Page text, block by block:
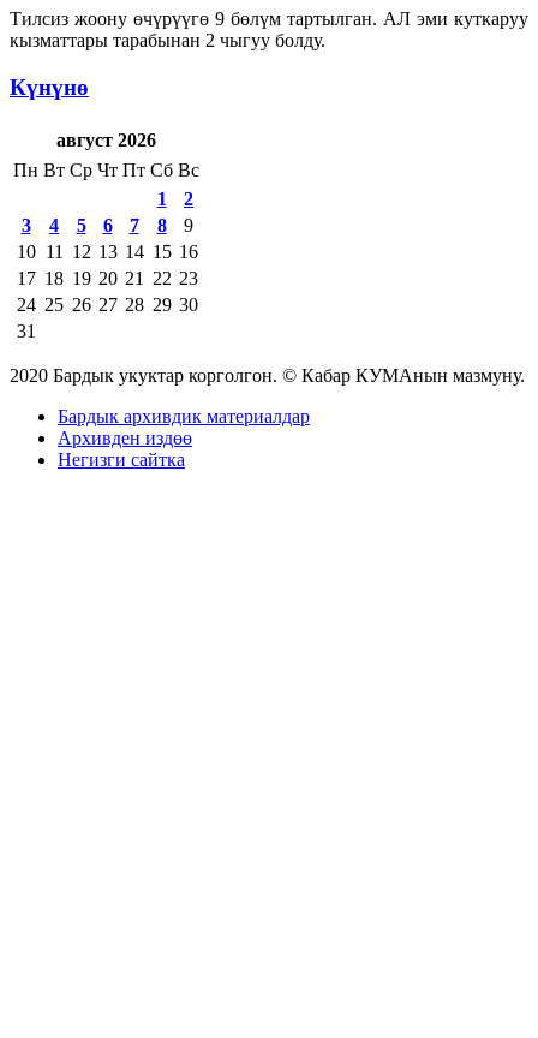
Тилсиз жоону өчүрүүгө 9 бөлүм тартылган. АЛ эми куткаруу
кызматтары тарабынан 2 чыгуу болду.
Күнүнө
август 2026
Пн Вт Ср Чт Пт Сб Вс
1
2
3
4 5 6 7 8
9
10 11 12 13 14 15 16
17 18 19 20 21 22 23
24 25 26 27 28 29 30
31
2020 Бардык укуктар корголгон. © Кабар КУМАнын мазмуну.
Бардык архивдик материалдар
Архивден издөө
Негизги сайтка